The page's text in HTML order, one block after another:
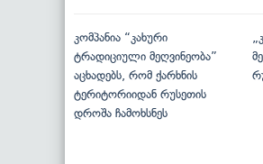
კომპანია “კახური
ტრადიციული მეღვინეობა”
აცხადებს, რომ ქარხნის
ტერიტორიიდან რუსეთის
დროშა ჩამოხსნეს